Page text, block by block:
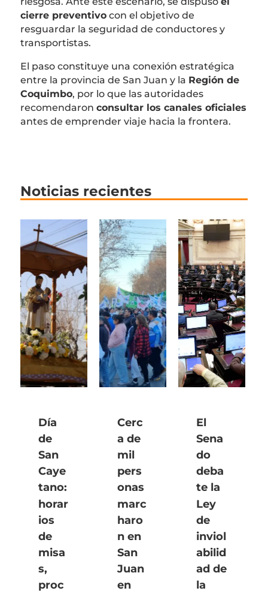
cierre preventivocon el objetivo de
resguardar la seguridad de conductores y
transportistas.
El paso constituye una conexión estratégica
entre la provincia de San Juan y la Región de
Coquimbo, por lo que las autoridades
recomendaron consultar los canales oficiales
antes de emprender viaje hacia la frontera.
Noticias recientes
Día
de
San
Caye
tano:
horar
ios
de
misa
s,
proc
Cerc
a de
mil
pers
onas
marc
haro
n en
San
Juan
en
El
Sena
do
deba
te la
Ley
de
inviol
abilid
ad de
la